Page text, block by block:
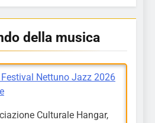
della musica
Nettuno Jazz 2026
Culturale Hangar,